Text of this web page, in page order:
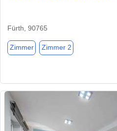
Fürth, 90765
Zimmer Zimmer 2